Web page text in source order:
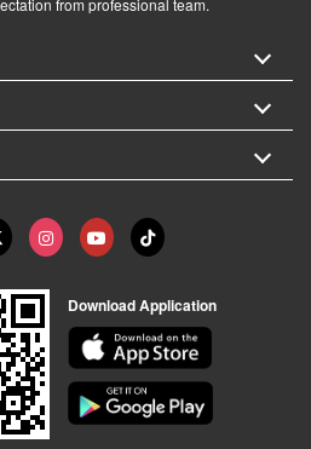
Download Application